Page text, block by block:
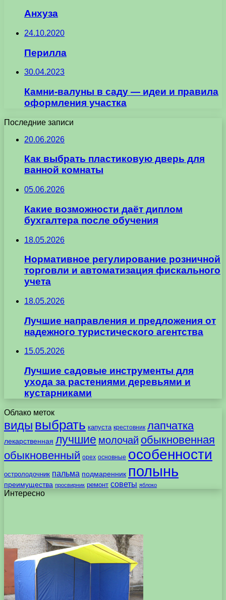
Анхуза
24.10.2020
Перилла
30.04.2023
Камни-валуны в саду — идеи и правила
оформления участка
Последние записи
20.06.2026
Как выбрать пластиковую дверь для
ванной комнаты
05.06.2026
Какие возможности даёт диплом
бухгалтера после обучения
18.05.2026
Нормативное регулирование розничной
торговли и автоматизация фискального
учета
18.05.2026
Лучшие направления и предложения от
надежного туристического агентства
15.05.2026
Лучшие садовые инструменты для
ухода за растениями деревьями и
кустарниками
Облако меток
виды выбрать капуста крестовник лапчатка
лекарственная лучшие молочай обыкновенная
обыкновенный орех основные особенности
остролодочник пальма подмаренник полынь
преимущества просвирник ремонт советы яблоко
Интересно